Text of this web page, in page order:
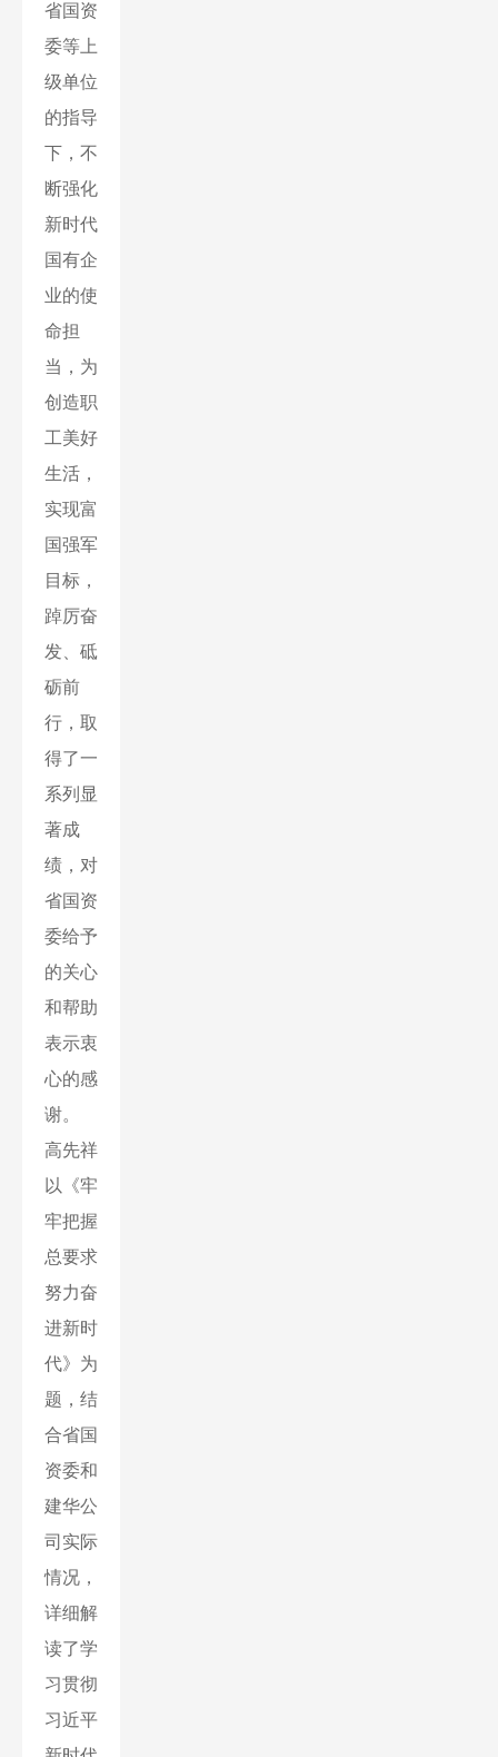
省国资
委等上
级单位
的指导
下，不
断强化
新时代
国有企
业的使
命担
当，为
创造职
工美好
生活，
实现富
国强军
目标，
踔厉奋
发、砥
砺前
行，取
得了一
系列显
著成
绩，对
省国资
委给予
的关心
和帮助
表示衷
心的感
谢。
高先祥
以《牢
牢把握
总要求
努力奋
进新时
代》为
题，结
合省国
资委和
建华公
司实际
情况，
详细解
读了学
习贯彻
习近平